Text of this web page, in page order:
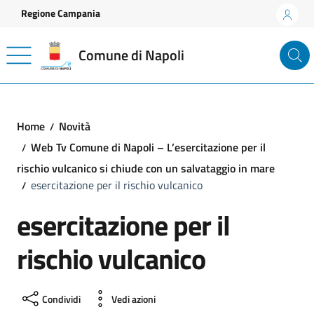
Vai ai contenuti
Vai al footer
Regione Campania
Comune di Napoli
Home
Novità
Web Tv Comune di Napoli – L’esercitazione per il
rischio vulcanico si chiude con un salvataggio in mare
esercitazione per il rischio vulcanico
esercitazione per il
rischio vulcanico
Condividi Vedi azioni